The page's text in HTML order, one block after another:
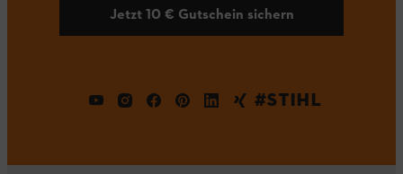
Jetzt 10 € Gutschein sichern
#STIHL